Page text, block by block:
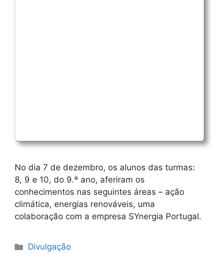
No dia 7 de dezembro, os alunos das turmas:
8, 9 e 10, do 9.º ano, aferiram os
conhecimentos nas seguintes áreas – ação
climática, energias renováveis, uma
colaboração com a empresa SYnergia Portugal.
Categorias
Divulgação